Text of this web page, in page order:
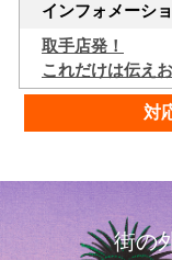
インフォメーシ
取手店発！
これだけは伝え
対
街の